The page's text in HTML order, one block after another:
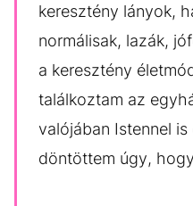
keresztény lányok,
normálisak, lazák,
a keresztény
találkoztam az
valójában Istennel
döntöttem úgy,